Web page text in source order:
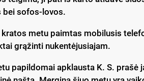
bei sofos-lovos.
metu paimtas mobilusis
grąžinti nukentėjusiajam.
papildomai apklausta K. S. prašė